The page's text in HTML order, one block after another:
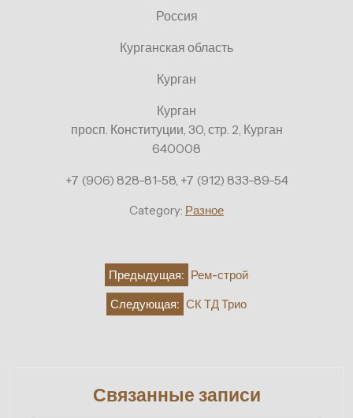
Россия
Курганская область
Курган
Курган
просп. Конституции, 30, стр. 2, Курган
640008
+7 (906) 828-81-58, +7 (912) 833-89-54
Category: Разное
НавигацияПредыдущая: Рем-строй
Следующая: СК ТД Трио
Связанные записи